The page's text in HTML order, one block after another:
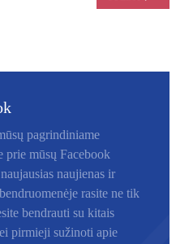
pagrindiniame
mūsų Facebook
naujienas ir
rasite ne tik
bendrauti su kitais
pirmieji sužinoti apie